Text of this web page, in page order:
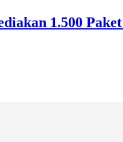
1.500